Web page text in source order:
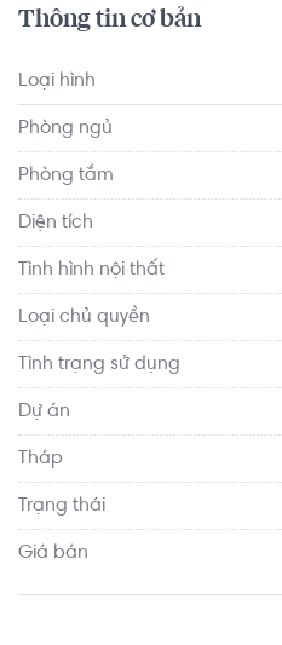
trí thuận tiện di chuyển với
Thạnh Mỹ, Siêu Thị Bách Hóa
Thông tin cơ bản
Loại hình
Phòng ngủ
Phòng tắm
Diện tích
Tình hình nội thất
Loại chủ quyền
Tình trạng sử dụng
Dự án
Tháp
Trạng thái
Giá bán